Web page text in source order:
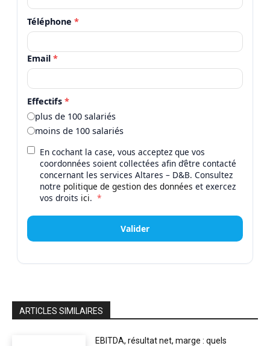
Téléphone *
Email *
Effectifs *
plus de 100 salariés
moins de 100 salariés
En cochant la case, vous acceptez que vos
coordonnées soient collectées afin d’être contacté
concernant les services Altares – D&B. Consultez
notre politique de gestion des données et exercez
vos droits ici. *
Valider
ARTICLES SIMILAIRES
EBITDA, résultat net, marge : quels